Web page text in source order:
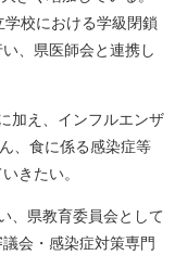
校における学級閉鎖
、県医師会と連携し
加え、インフルエンザ
、食に係る感染症等
きたい。
、県教育委員会として
会・感染症対策専門